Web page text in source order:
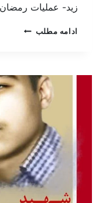
زید- عملیات
ادامه مطلب